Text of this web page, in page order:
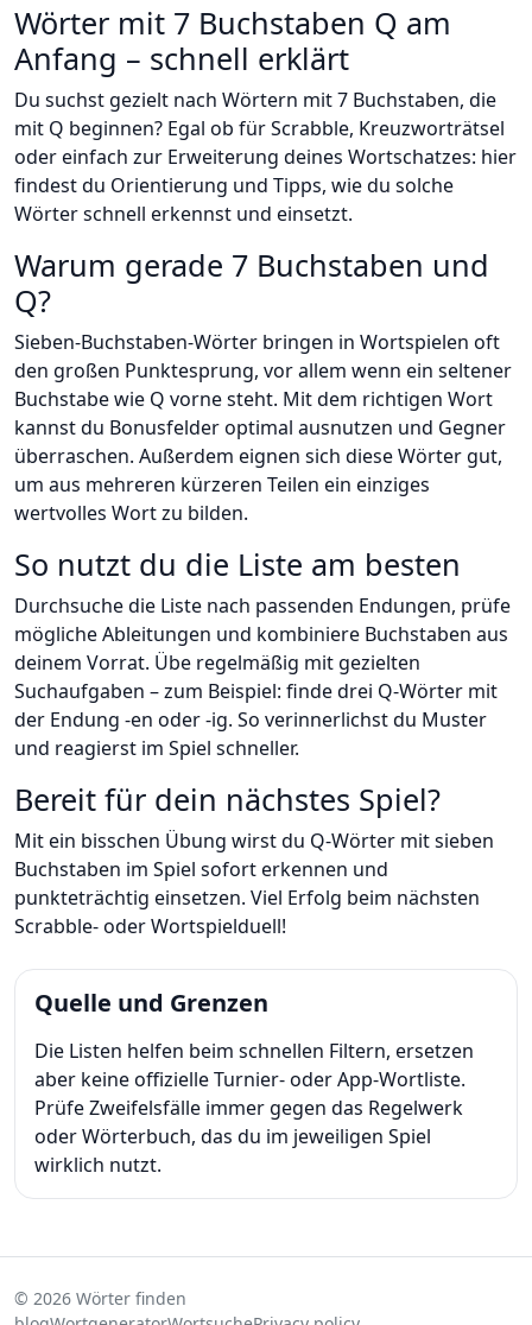
Wörter mit 7 Buchstaben Q am
Anfang – schnell erklärt
Du suchst gezielt nach Wörtern mit 7 Buchstaben, die
mit Q beginnen? Egal ob für Scrabble, Kreuzworträtsel
oder einfach zur Erweiterung deines Wortschatzes: hier
findest du Orientierung und Tipps, wie du solche
Wörter schnell erkennst und einsetzt.
Warum gerade 7 Buchstaben und
Q?
Sieben-Buchstaben-Wörter bringen in Wortspielen oft
den großen Punktesprung, vor allem wenn ein seltener
Buchstabe wie Q vorne steht. Mit dem richtigen Wort
kannst du Bonusfelder optimal ausnutzen und Gegner
überraschen. Außerdem eignen sich diese Wörter gut,
um aus mehreren kürzeren Teilen ein einziges
wertvolles Wort zu bilden.
So nutzt du die Liste am besten
Durchsuche die Liste nach passenden Endungen, prüfe
mögliche Ableitungen und kombiniere Buchstaben aus
deinem Vorrat. Übe regelmäßig mit gezielten
Suchaufgaben – zum Beispiel: finde drei Q-Wörter mit
der Endung -en oder -ig. So verinnerlichst du Muster
und reagierst im Spiel schneller.
Bereit für dein nächstes Spiel?
Mit ein bisschen Übung wirst du Q-Wörter mit sieben
Buchstaben im Spiel sofort erkennen und
punkteträchtig einsetzen. Viel Erfolg beim nächsten
Scrabble- oder Wortspielduell!
Quelle und Grenzen
Die Listen helfen beim schnellen Filtern, ersetzen
aber keine offizielle Turnier- oder App-Wortliste.
Prüfe Zweifelsfälle immer gegen das Regelwerk
oder Wörterbuch, das du im jeweiligen Spiel
wirklich nutzt.
© 2026 Wörter finden